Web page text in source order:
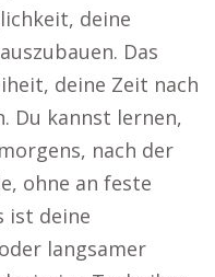
deine
Das
deine Zeit nach
Du kannst lernen,
nach der
ohne an feste
ist deine
langsamer